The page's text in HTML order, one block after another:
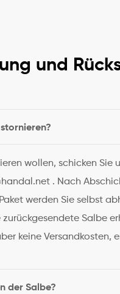
und
wollen, schicken
. Nach
werden Sie selbst
Salbe
keine Versandkosten,
der Salbe?